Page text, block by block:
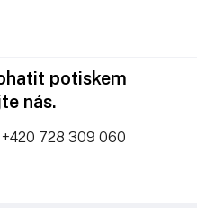
potiskem
nás.
+420 728 309 060